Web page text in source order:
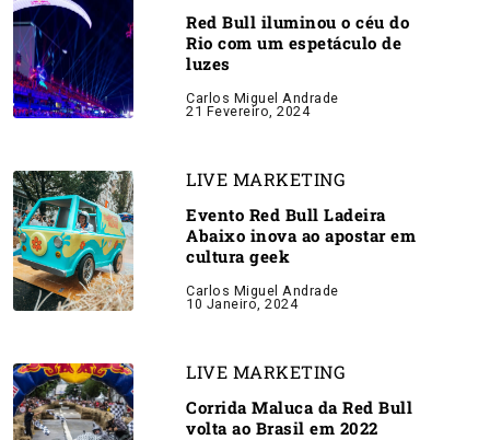
Red Bull iluminou o céu do
Rio com um espetáculo de
luzes
Carlos Miguel Andrade
21 Fevereiro, 2024
LIVE MARKETING
Evento Red Bull Ladeira
Abaixo inova ao apostar em
cultura geek
Carlos Miguel Andrade
10 Janeiro, 2024
LIVE MARKETING
Corrida Maluca da Red Bull
volta ao Brasil em 2022